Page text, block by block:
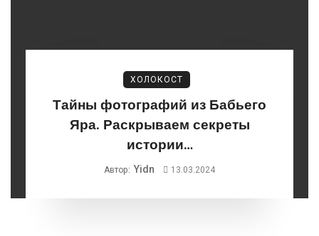
ХОЛОКОСТ
Тайны фотографий из Бабьего
Яра. Раскрываем секреты
истории…
Автор: Yidn 13.03.2024